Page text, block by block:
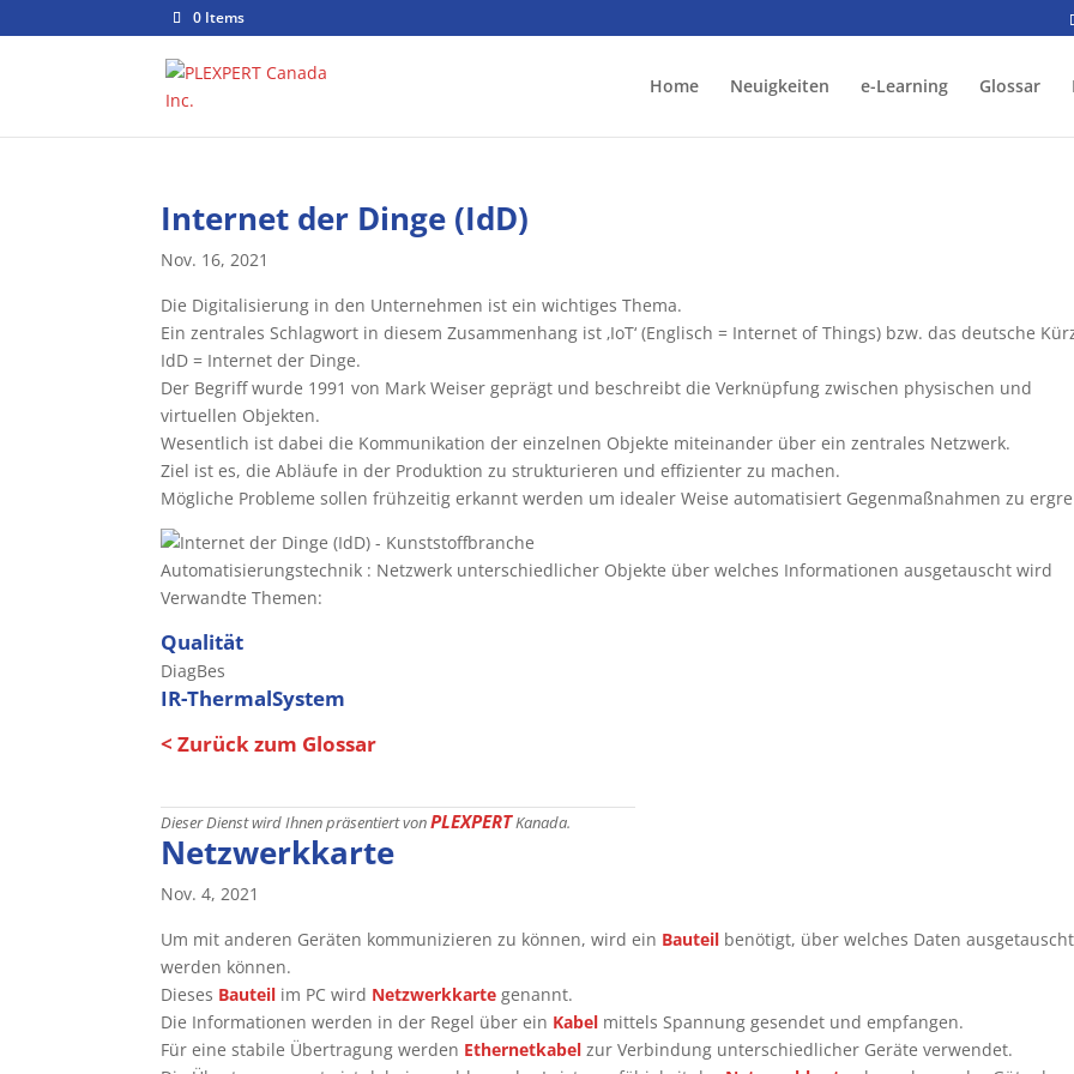
0 Items
Home Neuigkeiten e-Learning Glossar
Internet der Dinge (IdD)
Nov. 16, 2021
Die Digitalisierung in den Unternehmen ist ein wichtiges Thema.
Ein zentrales Schlagwort in diesem Zusammenhang ist ‚IoT‘ (Englisch = Internet of Things) bzw. das deutsche
IdD = Internet der Dinge.
Der Begriff wurde 1991 von Mark Weiser geprägt und beschreibt die Verknüpfung zwischen physischen und
virtuellen Objekten.
Wesentlich ist dabei die Kommunikation der einzelnen Objekte miteinander über ein zentrales Netzwerk.
Ziel ist es, die Abläufe in der Produktion zu strukturieren und effizienter zu machen.
Mögliche Probleme sollen frühzeitig erkannt werden um idealer Weise automatisiert Gegenmaßnahmen zu
Automatisierungstechnik : Netzwerk unterschiedlicher Objekte über welches Informationen ausgetauscht wird
Verwandte Themen:
Qualität
DiagBes
IR-ThermalSystem
< Zurück zum Glossar
Dieser Dienst wird Ihnen präsentiert vonPLEXPERTKanada.
Netzwerkkarte
Nov. 4, 2021
Um mit anderen Geräten kommunizieren zu können, wird ein Bauteil benötigt, über welches Daten ausgetauscht
werden können.
Dieses Bauteil im PC wird Netzwerkkarte genannt.
Die Informationen werden in der Regel über ein Kabel mittels Spannung gesendet und empfangen.
Für eine stabile Übertragung werden Ethernetkabel zur Verbindung unterschiedlicher Geräte verwendet.